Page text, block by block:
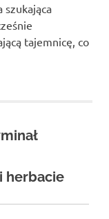
tajemnicę, co
herbacie